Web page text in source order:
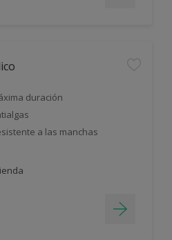
duración
a las manchas